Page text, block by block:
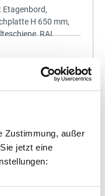
Zustimmung, außer
jetzt eine